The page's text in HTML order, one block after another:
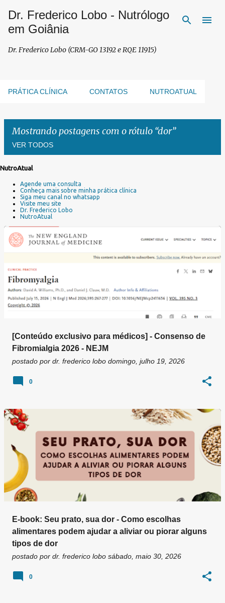
Pular para o conteúdo principal
Dr. Frederico Lobo - Nutrólogo
em Goiânia
Dr. Frederico Lobo (CRM-GO 13192 e RQE 11915)
PRÁTICA CLÍNICA CONTATOS NUTROATUAL
Mostrando postagens com o rótulo dor
VER TODOS
g
NutroAtual
Agende uma consulta
Conheça mais sobre minha prática clínica
Siga meu canal no whatsapp
Visite meu site
Dr. Frederico Lobo
NutroAtual
[Conteúdo exclusivo para médicos] - Consenso de
Fibromialgia 2026 - NEJM
postado por dr. frederico lobo domingo, julho 19, 2026
0
E-book: Seu prato, sua dor - Como escolhas
alimentares podem ajudar a aliviar ou piorar alguns
tipos de dor
postado por dr. frederico lobo sábado, maio 30, 2026
0